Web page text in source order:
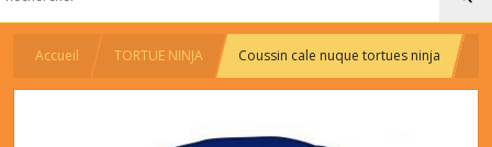
Accueil TORTUE NINJA Coussin cale nuque tortues ninja